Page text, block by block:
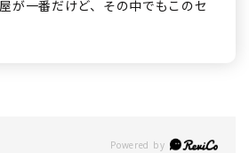
が一番だけど、その中でもこのセ
Powered by